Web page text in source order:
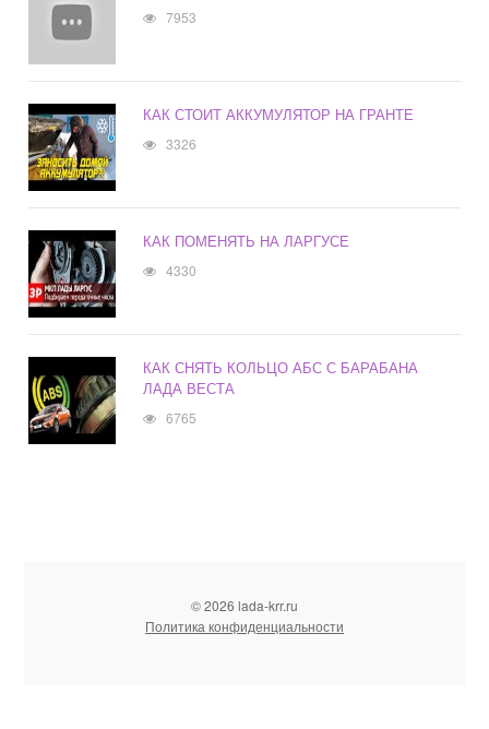
7953
КАК СТОИТ АККУМУЛЯТОР НА ГРАНТЕ
3326
КАК ПОМЕНЯТЬ НА ЛАРГУСЕ
4330
КАК СНЯТЬ КОЛЬЦО АБС С БАРАБАНА
ЛАДА ВЕСТА
6765
© 2026 lada-krr.ru
Политика конфиденциальности